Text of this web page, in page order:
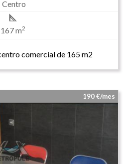
Centro
167 m2
comercial de 165 m2
190 €/mes